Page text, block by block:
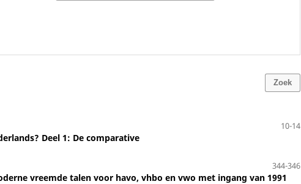
Zoek
10-14
Deel 1: De comparative
344-346
vreemde talen voor havo, vhbo en vwo met ingang van 1991